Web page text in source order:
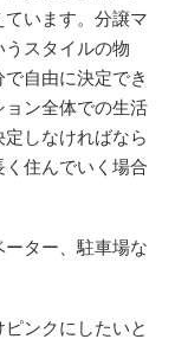
います。分譲マ
スタイルの物
自由に決定でき
ョン全体での生活
定しなければなら
住んでいく場合
ター、駐車場な
ピンクにしたいと